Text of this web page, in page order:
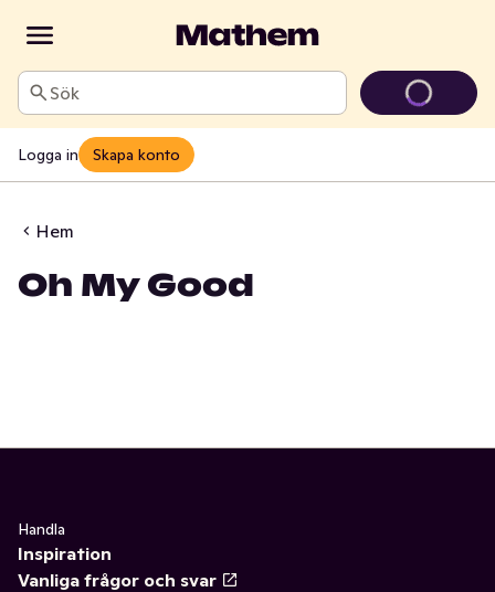
Sök
Logga in Skapa konto
Hem
Oh My Good
Handla
Inspiration
Vanliga frågor och svar